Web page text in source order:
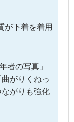
が下着を着用
者の写真」
がりくねっ
がりも強化